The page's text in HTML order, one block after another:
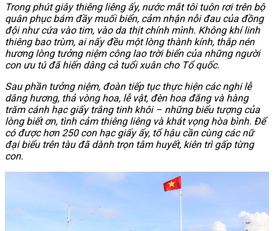
Trong phút giây thiêng liêng ấy, nước mắt tôi tuôn rơi trên bộ
quân phục bám đầy muối biển, cảm nhận nỗi đau của đồng
đội như cứa vào tim, vào da thịt chính mình. Không khí linh
thiêng bao trùm, ai nấy đều một lòng thành kính, thắp nén
hương lòng tưởng niệm công lao trời biển của những người
con ưu tú đã hiến dâng cả tuổi xuân cho Tổ quốc.
Sau phần tưởng niệm, đoàn tiếp tục thực hiện các nghi lễ
dâng hương, thả vòng hoa, lễ vật, đèn hoa đăng và hàng
trăm cánh hạc giấy trắng tinh khôi – những biểu tượng của
lòng biết ơn, tình cảm thiêng liêng và khát vọng hòa bình. Để
có được hơn 250 con hạc giấy ấy, tổ hậu cần cùng các nữ
đại biểu trên tàu đã dành trọn tâm huyết, kiên trì gấp từng
con.